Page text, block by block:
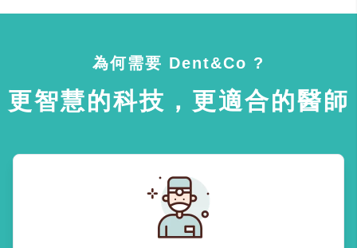
為何需要 Dent&Co ?
更智慧的科技，更適合的醫師